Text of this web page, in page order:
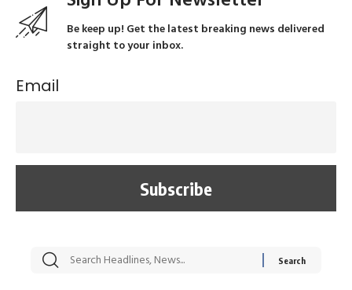
Be keep up! Get the latest breaking news delivered
straight to your inbox.
Email
सट्टेबाजी में अरेस्ट हुए
रोज एक कच्चे लहसुन